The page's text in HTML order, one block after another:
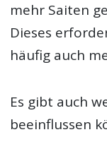
mehr Saiten
Dieses
häufig auch
Es gibt auch
beeinflussen